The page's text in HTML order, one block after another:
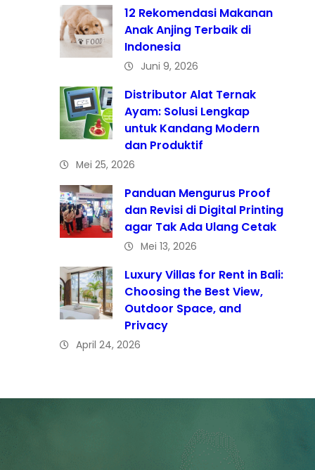
12 Rekomendasi Makanan
Anak Anjing Terbaik di
Indonesia
Juni 9, 2026
Distributor Alat Ternak
Ayam: Solusi Lengkap
untuk Kandang Modern
dan Produktif
Mei 25, 2026
Panduan Mengurus Proof
dan Revisi di Digital Printing
agar Tak Ada Ulang Cetak
Mei 13, 2026
Luxury Villas for Rent in Bali:
Choosing the Best View,
Outdoor Space, and
Privacy
April 24, 2026